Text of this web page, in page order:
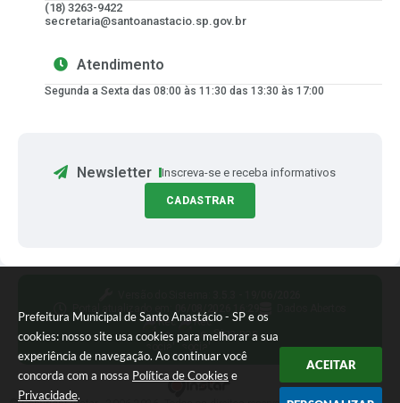
Prefeitura Municipal de Santo Anastácio - SP e os
cookies: nosso site usa cookies para melhorar a sua
experiência de navegação. Ao continuar você
concorda com a nossa Política de Cookies e
Privacidade.
ACEITAR
(18) 3263-9422
secretaria@santoanastacio.sp.gov.br
Atendimento
Segunda a Sexta das 08:00 às 11:30 das 13:30 às 17:00
Newsletter Inscreva-se e receba informativos
CADASTRAR
Siga-nos